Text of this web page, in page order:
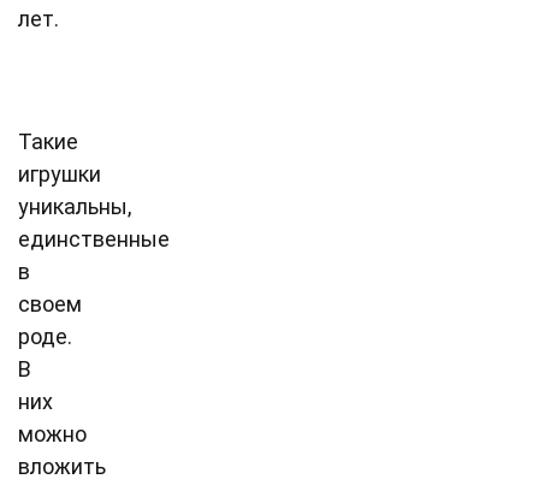
лет.
Такие
игрушки
уникальны,
единственные
в
своем
роде.
В
них
можно
вложить